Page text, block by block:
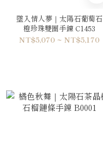
墜入情人夢｜太陽石葡萄石
橙珍珠雙圈手鍊 C1453
NT$5,070 ~ NT$5,170